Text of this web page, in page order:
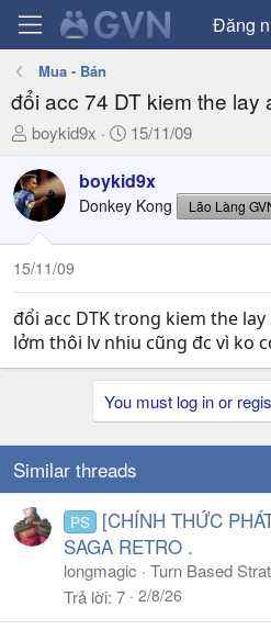
Đăng
Mua - Bán
đổi acc 74 DT kiem the lay
T
r
e
a
d
s
t
a
r
boykid9x
N
à
y
ử
15/11/09
boykid9x
Donkey Kong Lão Làng
15/11/09
đổi acc DTK trong kiem the lay
lởm thôi lv nhiu cũng đc vì ko
You must log in or
Similar threads
PS
[CHÍNH THỨC
SAGA RETRO .
longmagic
Turn Based
Trả lời 7 2/8/26